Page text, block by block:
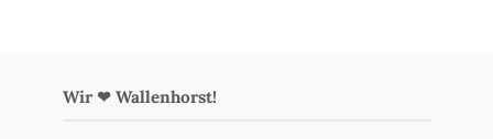
Wir ❤ Wallenhorst!